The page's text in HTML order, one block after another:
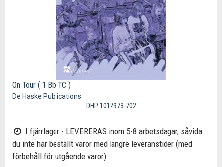
On Tour ( 1 Bb TC )
De Haske Publications
DHP 1012973-702
I fjärrlager - LEVERERAS inom 5-8 arbetsdagar, såvida
du inte har beställt varor med längre leveranstider (med
förbehåll för utgående varor)